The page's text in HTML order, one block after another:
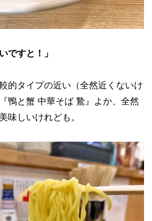
ですと！」
的タイプの近い（全然近くないけ
鴨と蟹 中華そば 鷙』よか、全然
味しいけれども。